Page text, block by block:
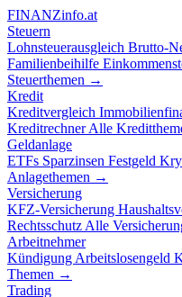
FINANZinfo.at
Steuern
Lohnsteuerausgleich Brutto-
Familienbeihilfe
Steuerthemen →
Kredit
Kreditvergleich
KreditrechnerAlle
Geldanlage
ETFs Sparzinsen Festgeld
Anlagethemen →
Versicherung
KFZ-Versicherung
Rechtsschutz Alle
Arbeitnehmer
Kündigung Arbeitslosengeld
Themen →
Trading